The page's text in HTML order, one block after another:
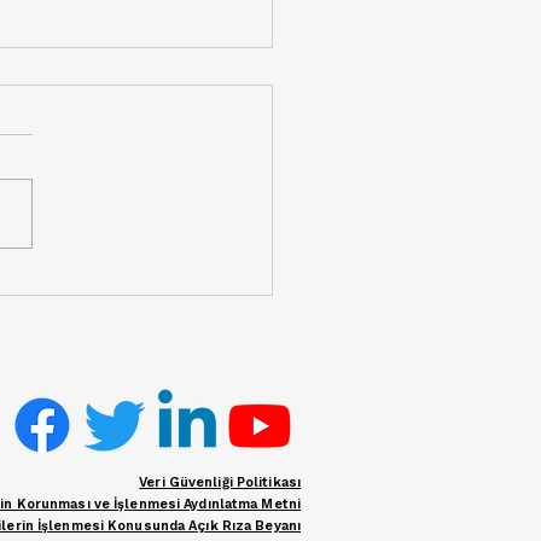
Veri Güvenliği Politikası
Korunması ve İşlenmesi Aydınlatma Metni
İşlenmesi Konusunda Açık Rıza Beyanı